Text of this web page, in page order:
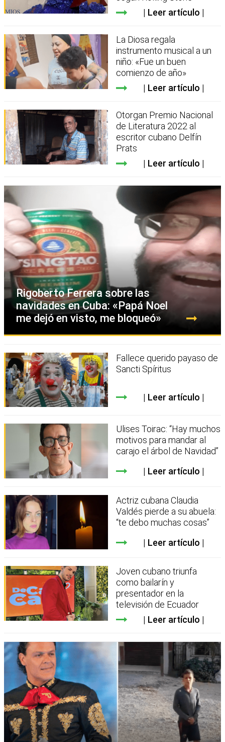
Leer artículo
La Diosa regala
instrumento musical a un
niño: «Fue un buen
comienzo de año»
Leer artículo
Otorgan Premio Nacional
de Literatura 2022 al
escritor cubano Delfín
Prats
Leer artículo
Rigoberto Ferrera sobre las
navidades en Cuba: «Papá Noel
me dejó en visto, me bloqueó»
Fallece querido payaso de
Sancti Spíritus
Leer artículo
Ulises Toirac: “Hay muchos
motivos para mandar al
carajo el árbol de Navidad”
Leer artículo
Actriz cubana Claudia
Valdés pierde a su abuela:
“te debo muchas cosas”
Leer artículo
Joven cubano triunfa
como bailarín y
presentador en la
televisión de Ecuador
Leer artículo